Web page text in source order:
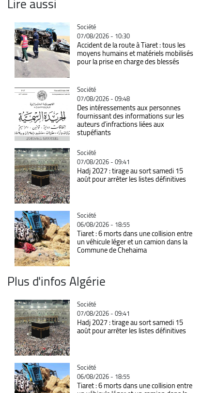
Catégorie
Société
07/08/2026 - 10:30
Accident de la route à Tiaret : tous les
moyens humains et matériels mobilisés
pour la prise en charge des blessés
Catégorie
Société
07/08/2026 - 09:48
Des intéressements aux personnes
fournissant des informations sur les
auteurs d’infractions liées aux
stupéfiants
Catégorie
Société
07/08/2026 - 09:41
Hadj 2027 : tirage au sort samedi 15
août pour arrêter les listes définitives
Catégorie
Société
06/08/2026 - 18:55
Tiaret : 6 morts dans une collision entre
un véhicule léger et un camion dans la
Commune de Chehaima
Plus d'infos Algérie
Catégorie
Société
07/08/2026 - 09:41
Hadj 2027 : tirage au sort samedi 15
août pour arrêter les listes définitives
Catégorie
Société
06/08/2026 - 18:55
Tiaret : 6 morts dans une collision entre